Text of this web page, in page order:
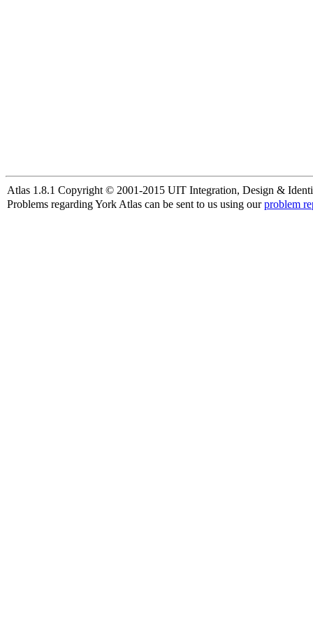
Atlas 1.8.1 Copyright © 2001-2015 UIT Integration, Design &
Problems regarding York Atlas can be sent to us using ourproblem